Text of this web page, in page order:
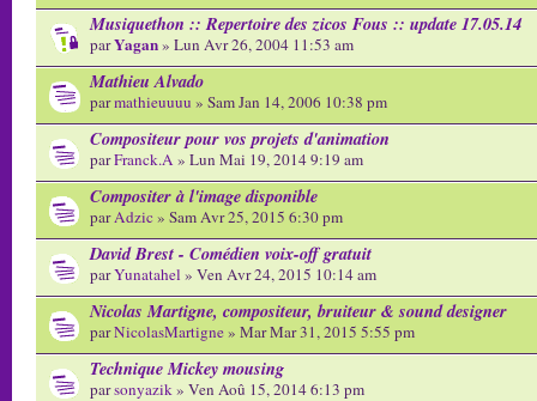
Musiquethon :: Repertoire des zicos Fous :: update 17.05.14
parYagan» Lun Avr 26, 2004 11:53 am
Mathieu Alvado
parmathieuuuu » Sam Jan 14, 2006 10:38 pm
Compositeur pour vos projets d'animation
parFranck.A » Lun Mai 19, 2014 9:19 am
Compositer à l'image disponible
parAdzic» Sam Avr 25, 2015 6:30 pm
David Brest - Comédien voix-off gratuit
parYunatahel » Ven Avr 24, 2015 10:14 am
Nicolas Martigne, compositeur, bruiteur & sound designer
parNicolasMartigne» Mar Mar 31, 2015 5:55 pm
Technique Mickey mousing
parsonyazik» Ven Aoû 15, 2014 6:13 pm